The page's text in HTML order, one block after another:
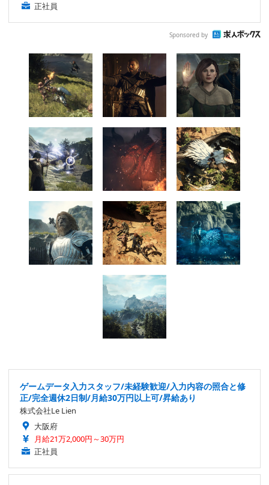
正社員
Sponsored by
ゲームデータ入力スタッフ/未経験歓迎/入力内容の照合と修
正/完全週休2日制/月給30万円以上可/昇給あり
株式会社Le Lien
大阪府
月給21万2,000円～30万円
正社員